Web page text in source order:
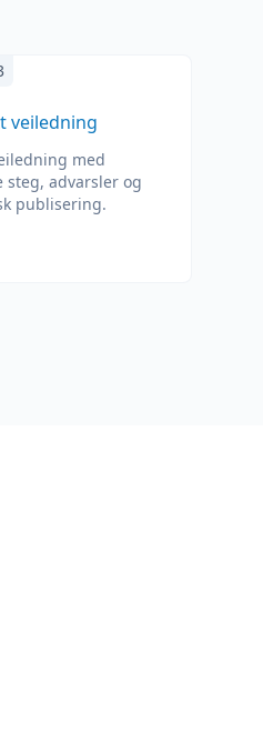
veiledning
med
advarsler og
publisering.